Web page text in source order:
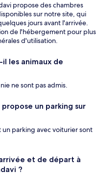
propose des chambres
sur notre site, qui
jours avant l'arrivée.
de l'hébergement pour plus
d'utilisation.
les animaux de
ne sont pas admis.
un parking sur
parking avec voiturier sont
et de départ à
?